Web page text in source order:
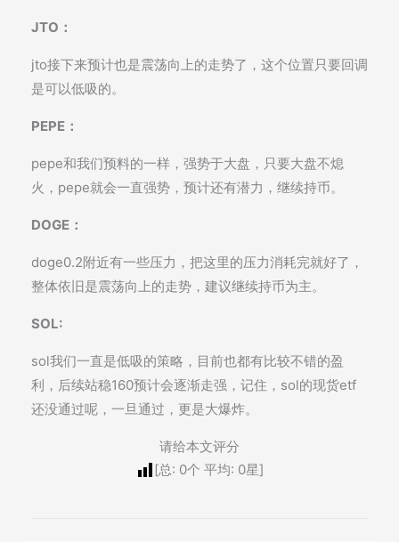
JTO：
jto接下来预计也是震荡向上的走势了，这个位置只要回调
是可以低吸的。
PEPE：
pepe和我们预料的一样，强势于大盘，只要大盘不熄
火，pepe就会一直强势，预计还有潜力，继续持币。
DOGE：
doge0.2附近有一些压力，把这里的压力消耗完就好了，
整体依旧是震荡向上的走势，建议继续持币为主。
SOL:
sol我们一直是低吸的策略，目前也都有比较不错的盈
利，后续站稳160预计会逐渐走强，记住，sol的现货etf
还没通过呢，一旦通过，更是大爆炸。
请给本文评分
[总: 0个 平均: 0星]